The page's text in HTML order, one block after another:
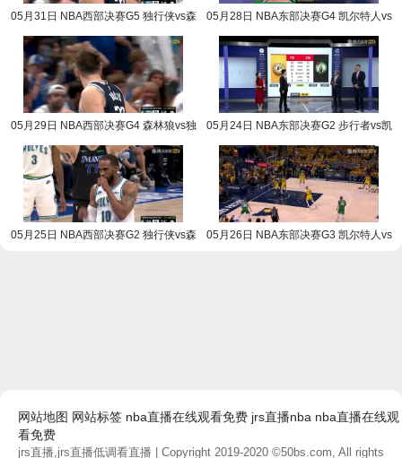
05月31日 NBA西部决赛G5 独行侠vs森
05月28日 NBA东部决赛G4 凯尔特人vs
05月29日 NBA西部决赛G4 森林狼vs独
05月24日 NBA东部决赛G2 步行者vs凯
05月25日 NBA西部决赛G2 独行侠vs森
05月26日 NBA东部决赛G3 凯尔特人vs
网站地图 网站标签 nba直播在线观看免费 jrs直播nba nba直播在线观
看免费
jrs直播,jrs直播低调看直播 | Copyright 2019-2020 ©50bs.com, All rights